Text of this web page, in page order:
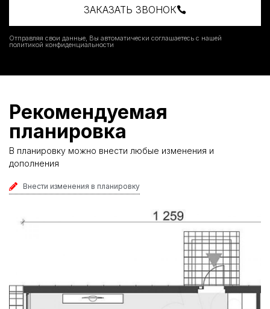
ЗАКАЗАТЬ ЗВОНОК
Отправляя свои данные, Вы автоматически соглашаетесь с нашей
политикой конфиденциальности
Рекомендуемая
планировка
В планировку можно внести любые изменения и
дополнения
Внести изменения в планировку